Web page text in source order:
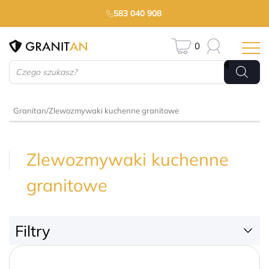
583 040 908
Wyszukiwarka
produktów
0
Granitan/Zlewozmywaki kuchenne granitowe
Zlewozmywaki kuchenne
granitowe
Filtry
1950 zł